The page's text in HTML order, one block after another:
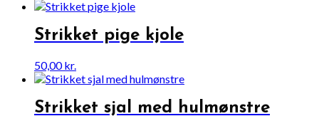
Strikket pige kjole
50,00kr.
Strikket sjal med hulmønstre